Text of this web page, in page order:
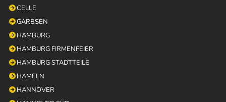
CELLE
GARBSEN
HAMBURG
HAMBURG FIRMENFEIER
HAMBURG STADTTEILE
HAMELN
HANNOVER